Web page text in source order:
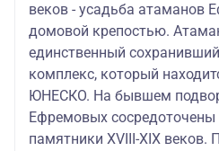
веков - усадьба атаманов
домовой крепостью.
единственный
комплекс, который
ЮНЕСКО. На бывшем
Ефремовых сосредоточены
памятники ХVIII-ХIХ веков.